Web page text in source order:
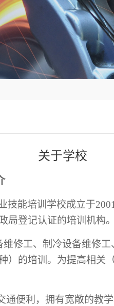
关于学校
技能培训学校成立于
局登记认证的培训 机构。
维修工、制冷设备维修工
） 的培训 。 为提高相关
通便利，拥有宽敞的教